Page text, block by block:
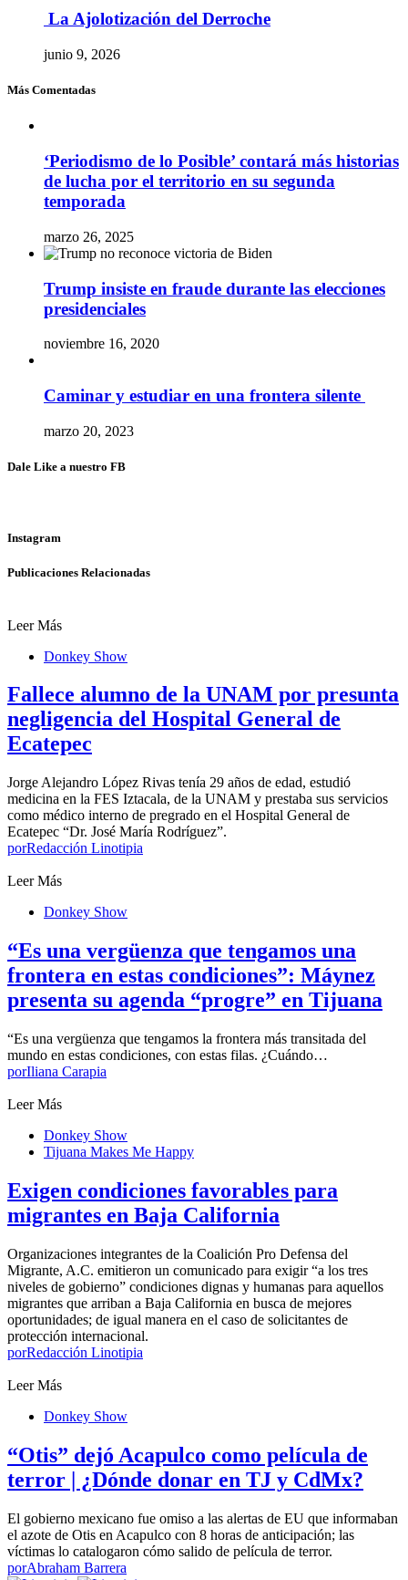
La Ajolotización del Derroche
junio 9, 2026
Más Comentadas
‘Periodismo de lo Posible’ contará más historias
de lucha por el territorio en su segunda
temporada
marzo 26, 2025
Trump insiste en fraude durante las elecciones
presidenciales
noviembre 16, 2020
Caminar y estudiar en una frontera silente
marzo 20, 2023
Dale Like a nuestro FB
Instagram
Publicaciones Relacionadas
Leer Más
Donkey Show
Fallece alumno de la UNAM por presunta
negligencia del Hospital General de
Ecatepec
Jorge Alejandro López Rivas tenía 29 años de edad, estudió
medicina en la FES Iztacala, de la UNAM y prestaba sus servicios
como médico interno de pregrado en el Hospital General de
Ecatepec “Dr. José María Rodríguez”.
porRedacción Linotipia
Leer Más
Donkey Show
“Es una vergüenza que tengamos una
frontera en estas condiciones”: Máynez
presenta su agenda “progre” en Tijuana
“Es una vergüenza que tengamos la frontera más transitada del
mundo en estas condiciones, con estas filas. ¿Cuándo…
porIliana Carapia
Leer Más
Donkey Show
Tijuana Makes Me Happy
Exigen condiciones favorables para
migrantes en Baja California
Organizaciones integrantes de la Coalición Pro Defensa del
Migrante, A.C. emitieron un comunicado para exigir “a los tres
niveles de gobierno” condiciones dignas y humanas para aquellos
migrantes que arriban a Baja California en busca de mejores
oportunidades; de igual manera en el caso de solicitantes de
protección internacional.
porRedacción Linotipia
Leer Más
Donkey Show
“Otis” dejó Acapulco como película de
terror | ¿Dónde donar en TJ y CdMx?
El gobierno mexicano fue omiso a las alertas de EU que informaban
el azote de Otis en Acapulco con 8 horas de anticipación; las
víctimas lo catalogaron cómo salido de película de terror.
porAbraham Barrera